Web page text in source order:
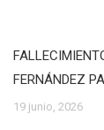
FERNÁNDEZ
19 junio, 2026